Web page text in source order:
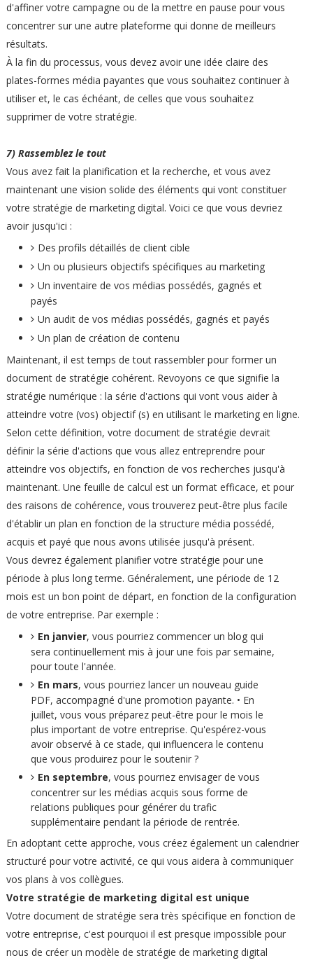
d'affiner votre campagne ou de la mettre en pause pour vous
concentrer sur une autre plateforme qui donne de meilleurs
résultats.
À la fin du processus, vous devez avoir une idée claire des
plates-formes média payantes que vous souhaitez continuer à
utiliser et, le cas échéant, de celles que vous souhaitez
supprimer de votre stratégie.
7) Rassemblez le tout
Vous avez fait la planification et la recherche, et vous avez
maintenant une vision solide des éléments qui vont constituer
votre stratégie de marketing digital. Voici ce que vous devriez
avoir jusqu'ici :
Des profils détaillés de client cible
Un ou plusieurs objectifs spécifiques au marketing
Un inventaire de vos médias possédés, gagnés et
payés
Un audit de vos médias possédés, gagnés et payés
Un plan de création de contenu
Maintenant, il est temps de tout rassembler pour former un
document de stratégie cohérent. Revoyons ce que signifie la
stratégie numérique : la série d'actions qui vont vous aider à
atteindre votre (vos) objectif (s) en utilisant le marketing en ligne.
Selon cette définition, votre document de stratégie devrait
définir la série d'actions que vous allez entreprendre pour
atteindre vos objectifs, en fonction de vos recherches jusqu'à
maintenant. Une feuille de calcul est un format efficace, et pour
des raisons de cohérence, vous trouverez peut-être plus facile
d'établir un plan en fonction de la structure média possédé,
acquis et payé que nous avons utilisée jusqu'à présent.
Vous devrez également planifier votre stratégie pour une
période à plus long terme. Généralement, une période de 12
mois est un bon point de départ, en fonction de la configuration
de votre entreprise. Par exemple :
En janvier, vous pourriez commencer un blog qui
sera continuellement mis à jour une fois par semaine,
pour toute l'année.
En mars, vous pourriez lancer un nouveau guide
PDF, accompagné d'une promotion payante. • En
juillet, vous vous préparez peut-être pour le mois le
plus important de votre entreprise. Qu'espérez-vous
avoir observé à ce stade, qui influencera le contenu
que vous produirez pour le soutenir ?
En septembre, vous pourriez envisager de vous
concentrer sur les médias acquis sous forme de
relations publiques pour générer du trafic
supplémentaire pendant la période de rentrée.
En adoptant cette approche, vous créez également un calendrier
structuré pour votre activité, ce qui vous aidera à communiquer
vos plans à vos collègues.
Votre stratégie de marketing digital est unique
Votre document de stratégie sera très spécifique en fonction de
votre entreprise, c'est pourquoi il est presque impossible pour
nous de créer un modèle de stratégie de marketing digital